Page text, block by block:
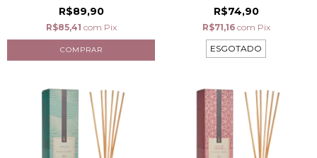
R$89,90
R$85,41 com Pix
R$74,90
R$71,16 com Pix
ESGOTADO